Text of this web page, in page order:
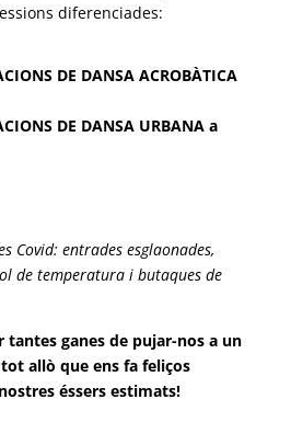
diferenciades:
DE DANSA ACROBÀTICA
DE DANSA URBANA a
Covid: entrades esglaonades,
de temperatura i butaques de
tantes ganes de pujar-nos a un
allò que ens fa feliços
éssers estimats!